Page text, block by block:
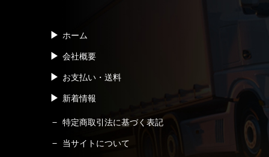
ホーム
会社概要
お支払い・送料
新着情報
特定商取引法に基づく表記
当サイトについて